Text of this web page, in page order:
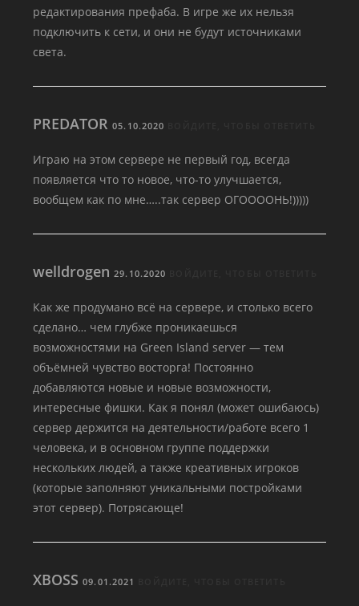
редактирования префаба. В игре же их нельзя
подключить к сети, и они не будут источниками
света.
PREDATOR05.10.2020
Играю на этом сервере не первый год, всегда
появляется что то новое, что-то улучшается,
вообщем как по мне…..так сервер ОГООООНЬ!)))))
welldrogen 29.10.2020
Как же продумано всё на сервере, и столько всего
сделано… чем глубже проникаешься
возможностями на Green Island server — тем
объёмней чувство восторга! Постоянно
добавляются новые и новые возможности,
интересные фишки. Как я понял (может ошибаюсь)
сервер держится на деятельности/работе всего 1
человека, и в основном группе поддержки
нескольких людей, а также креативных игроков
(которые заполняют уникальными постройками
этот сервер). Потрясающе!
XBOSS09.01.2021